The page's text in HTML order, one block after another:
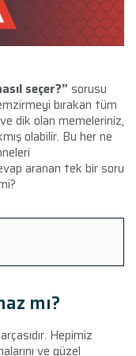
seçer?” sorusu
bırakan tüm
dik olan memeleriniz,
olabilir. Bu her ne
aranan tek bir soru
mı?
Hepimiz
ve güzel